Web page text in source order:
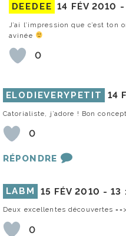
DEEDEE 14 FÉV 2010 -
J’ai l’impression que c’est
avinée
0
ELODIEVERYPETIT 14
Catorialiste, j’adore ! Bon concept
0
RÉPONDRE
LABM 15 FÉV 2010 -13
Deux excellentes découvertes
0